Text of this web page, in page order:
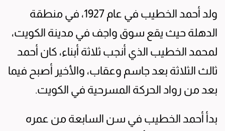
ولد أحمد الخطيب في عام 1927، في منطقة
الدهلة حيث يقع سوق واجف في مدينة الكويت،
لمحمد الخطيب الذي أنجب ثلاثة أبناء، كان أحمد
ثالث الثلاثة بعد جاسم وعقاب، والأخير أصبح فيما
بعد من رواد الحركة المسرحية في الكويت.
بدأ أحمد الخطيب في سن السابعة من عمره